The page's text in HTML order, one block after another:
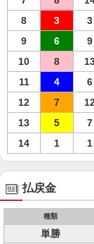
8
3 3
9
6 9
10
8
11
4 6
12
7
13
5 7
14
1 1
払戻金
種類
単勝